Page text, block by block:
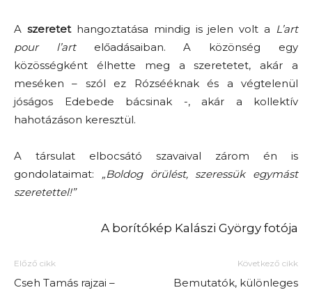
A szeretethangoztatása mindig is jelen volt a L’art
pour l’artelőadásaiban. A közönség egy
közösségként élhette meg a szeretetet, akár a
meséken – szól ez Rózsééknak és a végtelenül
jóságos Edebede bácsinak -, akár a kollektív
hahotázáson keresztül.
A társulat elbocsátó szavaival zárom én is
gondolataimat: „Boldog örülést, szeressük egymást
szeretettel!”
A borítókép Kalászi György fotója
Előző cikk
Cseh Tamás rajzai –
Következő cikk
Bemutatók, különleges